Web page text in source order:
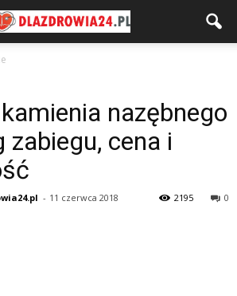
nazębnego
zabiegu, cena i
- 11 czerwca 2018 0
2195